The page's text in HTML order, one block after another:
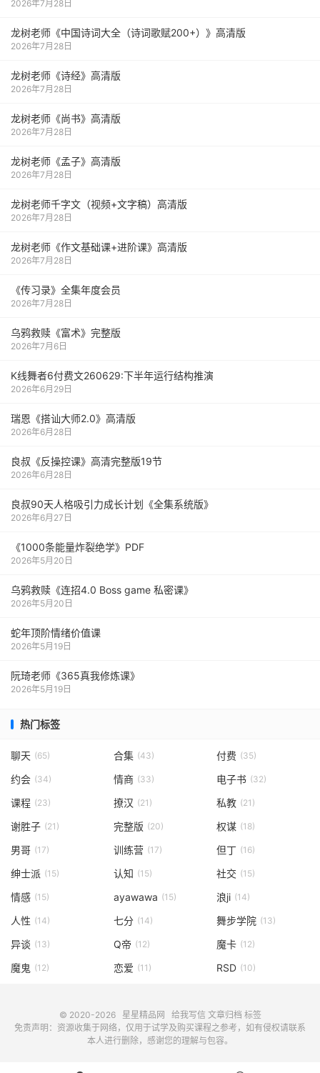
2026年7月28日
龙树老师《中国诗词大全（诗词歌赋200+）》高清版
2026年7月28日
龙树老师《诗经》高清版
2026年7月28日
龙树老师《尚书》高清版
2026年7月28日
龙树老师《孟子》高清版
2026年7月28日
龙树老师千字文（视频+文字稿）高清版
2026年7月28日
龙树老师《作文基础课+进阶课》高清版
2026年7月28日
《传习录》全集年度会员
2026年7月28日
乌鸦救赎《富术》完整版
2026年7月6日
K线舞者6付费文260629:下半年运行结构推演
2026年6月29日
瑞恩《搭讪大师2.0》高清版
2026年6月28日
良叔《反操控课》高清完整版19节
2026年6月28日
良叔90天人格吸引力成长计划《全集系统版》
2026年6月27日
《1000‮能条‬‎量‮裂炸‬‎绝学》PDF
2026年5月20日
乌鸦救赎《连招4.0 Boss game 私密课》
2026年5月20日
蛇年顶阶情绪价值课
2026年5月19日
阮琦老师《365真我修炼课》
2026年5月19日
热门标签
聊天 (65) 合集 (43) 付费 (35)
约会 (34) 情商 (33) 电子书 (32)
课程 (23) 撩汉 (21) 私教 (21)
谢胜子 (21) 完整版 (20) 权谋 (18)
男哥 (17) 训练营 (17) 但丁 (16)
绅士派 (15) 认知 (15) 社交 (15)
情感 (15) ayawawa (15) 浪ji (14)
人性 (14) 七分 (14) 舞步学院 (13)
异谈 (13) Q帝 (12) 魔卡 (12)
魔鬼 (12) 恋爱 (11) RSD (10)
© 2020-2026 星星精品网 给我写信 文章归档 标签
免责声明：资源收集于网络，仅用于试学及购买课程之参考，如有侵权请联系
本人进行删除，感谢您的理解与包容。